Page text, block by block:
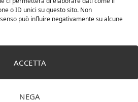
o ID unici su questo sito. Non
può influire negativamente su alcune
ACCETTA
NEGA
quercia(In precedenza